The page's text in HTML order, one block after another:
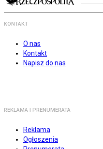
KONTAKT
O nas
Kontakt
Napisz do nas
REKLAMA I PRENUMERATA
Reklama
Ogłoszenia